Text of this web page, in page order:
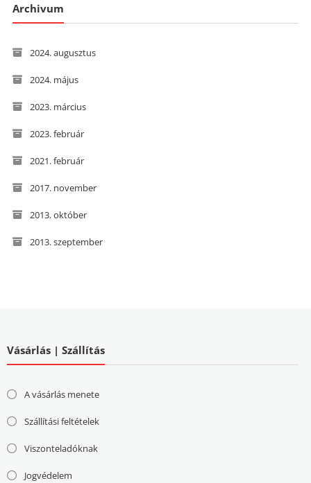
Archivum
2024. augusztus
2024. május
2023. március
2023. február
2021. február
2017. november
2013. október
2013. szeptember
Vásárlás | Szállítás
A vásárlás menete
Szállítási feltételek
Viszonteladóknak
Jogvédelem